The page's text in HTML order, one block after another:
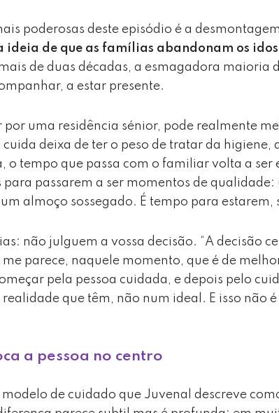
poderosas deste episódio é a
ideia de que as famílias abandonam os
de duas décadas, a esmagadora maioria
a estar presente.
por uma residência sénior, pode realmente
deixa de ter o peso de tratar da higiene,
o tempo que passa com o familiar volta a ser
para passarem a ser momentos de qualidade:
almoço sossegado. É tempo para estarem,
não julguem a vossa decisão. “A decisão
parece, naquele momento, que é de
pela pessoa cuidada, e depois pelo
que têm, não num ideal. E isso não
a pessoa no centro
de cuidado que Juvenal descreve